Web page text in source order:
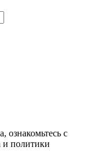
ознакомьтесь с
и политики